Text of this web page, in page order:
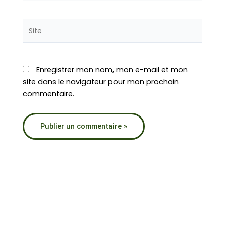
Enregistrer mon nom, mon e-mail et mon
site dans le navigateur pour mon prochain
commentaire.